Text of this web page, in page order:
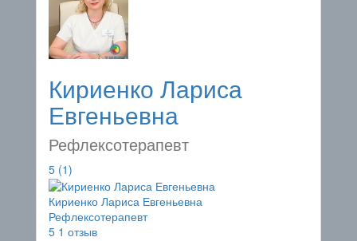
Кириенко Лариса
Евгеньевна
Рефлексотерапевт
5 (1)
Кириенко Лариса Евгеньевна
Рефлексотерапевт
5 1 отзыв